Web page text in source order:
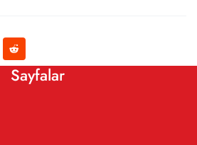
Sayfalar